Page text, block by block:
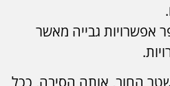
אפשרויות גבייה מאשר
החוב, אותה הסיבה, ככל